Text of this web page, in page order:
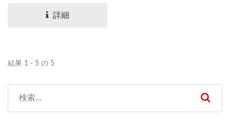
詳細
結果 1 - 5 の 5